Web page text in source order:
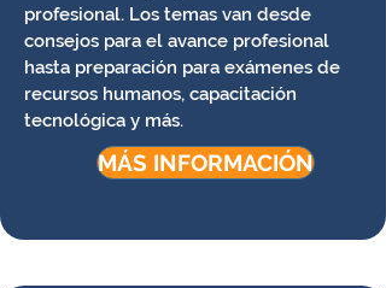
profesional. Los temas van desde
consejos para el avance profesional
hasta preparación para exámenes de
recursos humanos, capacitación
tecnológica y más.
MÁS INFORMACIÓN